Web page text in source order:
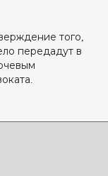
того,
передадут в